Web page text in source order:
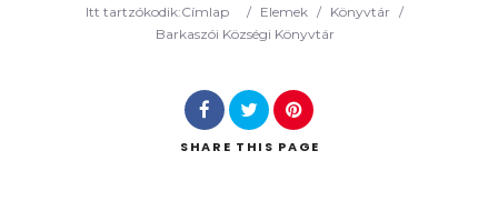
Itt tartzókodik:Címlap / Elemek / Könyvtár /
Barkaszói Községi Könyvtár
SHARE THIS PAGE